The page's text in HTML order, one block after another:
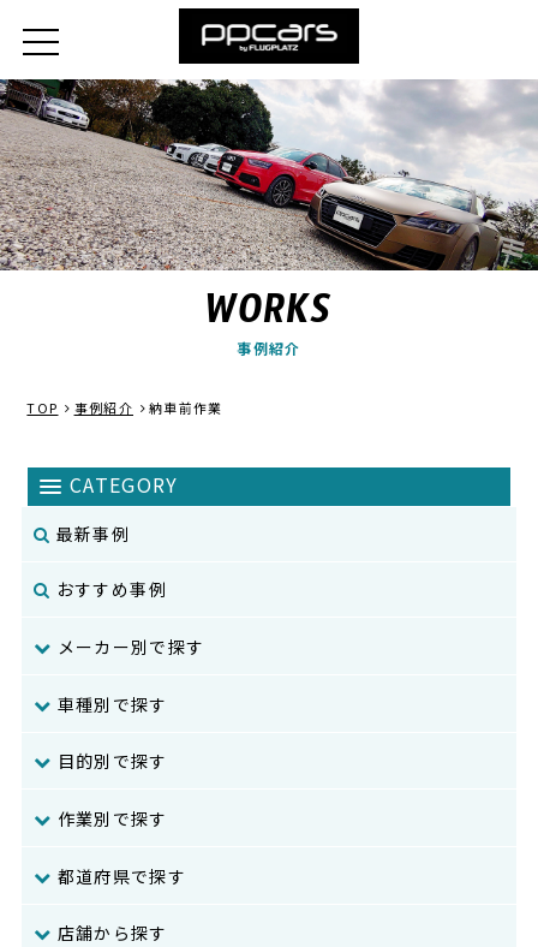
WORKS
事例紹介
TOP 事例紹介 納車前作業
最新事例
おすすめ事例
メーカー別で探す
車種別で探す
目的別で探す
作業別で探す
都道府県で探す
店舗から探す